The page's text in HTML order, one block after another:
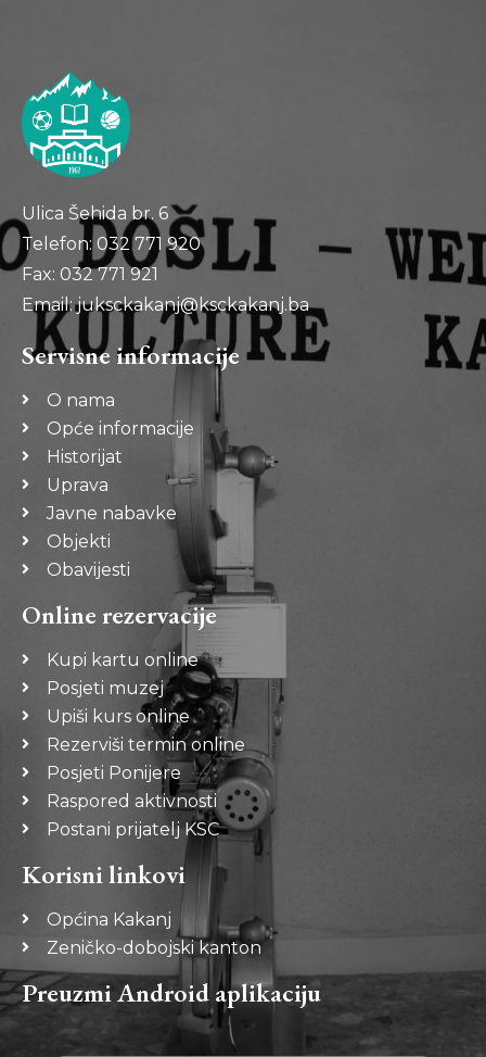
Ulica Šehida br. 6
Telefon: 032 771 920
Fax: 032 771 921
Email: juksckakanj@ksckakanj.ba
Servisne informacije
O nama
Opće informacije
Historijat
Uprava
Javne nabavke
Objekti
Obavijesti
Online rezervacije
Kupi kartu online
Posjeti muzej
Upiši kurs online
Rezerviši termin online
Posjeti Ponijere
Raspored aktivnosti
Postani prijatelj KSC
Korisni linkovi
Općina Kakanj
Zeničko-dobojski kanton
Preuzmi Android aplikaciju